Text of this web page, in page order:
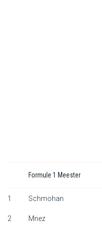
Formule 1 Meester
1 Schmohan
2 Mnez